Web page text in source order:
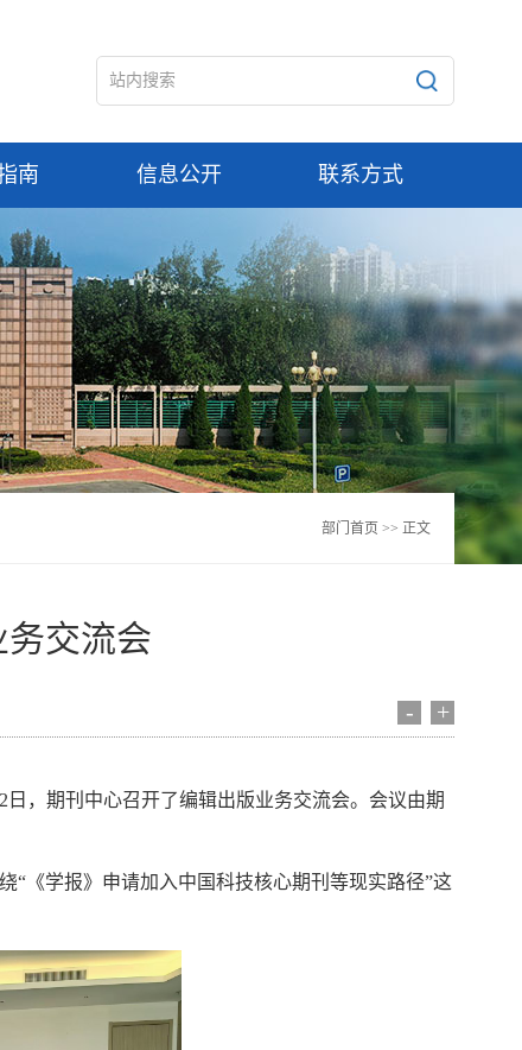
南 信息公开 联系方式
部门首页 >> 正文
交流会
- +
日，期刊中心召开了编辑出版业务交流会。会议由期
“《学报》申请加入中国科技核心期刊等现实路径”这